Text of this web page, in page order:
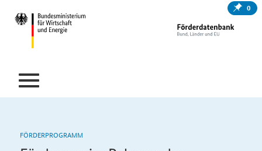
0
FÖRDERPROGRAMM